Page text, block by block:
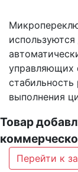
управляющих
выполнения
Товар
Перейти к